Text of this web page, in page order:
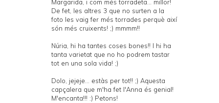
Margarida, i com més torradeta... millor!
De fet, les altres 3 que no surten a la
foto les vaig fer més torrades perquè així
són més cruixents! ;) mmmm!!
Núria, hi ha tantes coses bones!! I hi ha
tanta varietat que no ho podrem tastar
tot en una sola vida! ;)
Dolo, jejeje... estàs per tot!! ;) Aquesta
capçalera que m'ha fet l'Anna és genial!
M'encanta!!! :) Petons!